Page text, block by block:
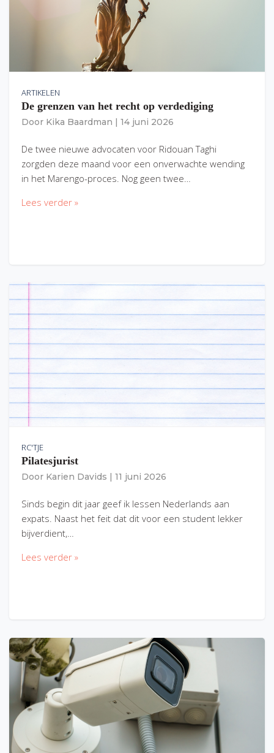
ARTIKELEN
De grenzen van het recht op verdediging
Door Kika Baardman 14 juni 2026
De twee nieuwe advocaten voor Ridouan Taghi
zorgden deze maand voor een onverwachte wending
in het Marengo-proces. Nog geen twee…
Lees verder »
RC'TJE
Pilatesjurist
Door Karien Davids 11 juni 2026
Sinds begin dit jaar geef ik lessen Nederlands aan
expats. Naast het feit dat dit voor een student lekker
bijverdient,…
Lees verder »